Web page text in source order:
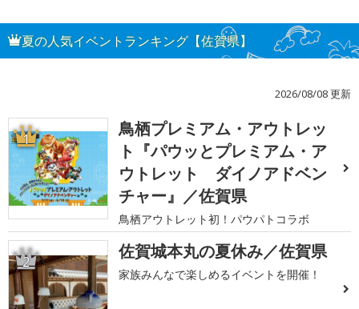
夏の人気イベントランキング【佐賀県】
2026/08/08 更新
1
鳥栖プレミアム・アウトレッ
ト『パウッとプレミアム・ア
ウトレット ダイノアドベン
チャー』／佐賀県
鳥栖アウトレット初！パウパトコラボ
2 佐賀城本丸の夏休み／佐賀県
家族みんなで楽しめるイベントを開催！